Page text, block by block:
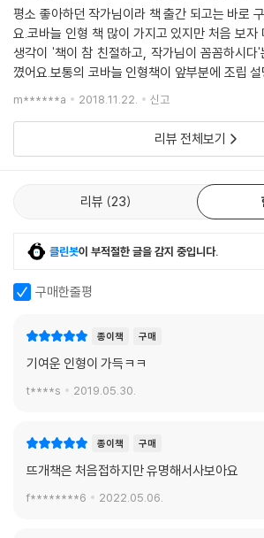
평소 좋아하던 작가님이라 책 출간 되고는 바로
요.코바늘 인형 책 많이 가지고 있지만 처음 보자
생각이 '책이 참 친절하고, 작가님이 꼼꼼하시다'
꼈어요.보통의 코바늘 인형책이 앞부분에 조립 설
와있고 뒤에는 앞을 참고해서 조립하라고 나와
기와 연결방법이 나와있고,바느질할 실 꼬
m******a 2018.11.22. 신고
리뷰 전체보기
리뷰 23
클린봇이 부적절한 글을 감지 중입니다.
구매한줄평
종이책 구매
기여운 인형이 가득ㅋㅋ
t****s 2019.05.30.
종이책 구매
뜨개책은 처음접하지만 유명해서사보아요
f********6 2022.05.06.